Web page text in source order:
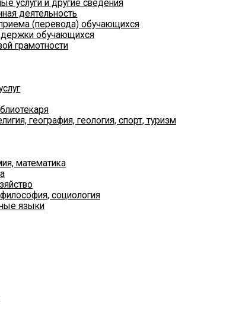
услуги и другие сведения
деятельность
(перевода) обучающихся
обучающихся
грамотности
география, геология, спорт, туризм
математика
социология
языки